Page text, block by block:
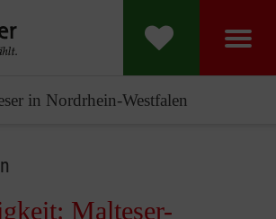
in Nordrhein-Westfalen
Malteser-